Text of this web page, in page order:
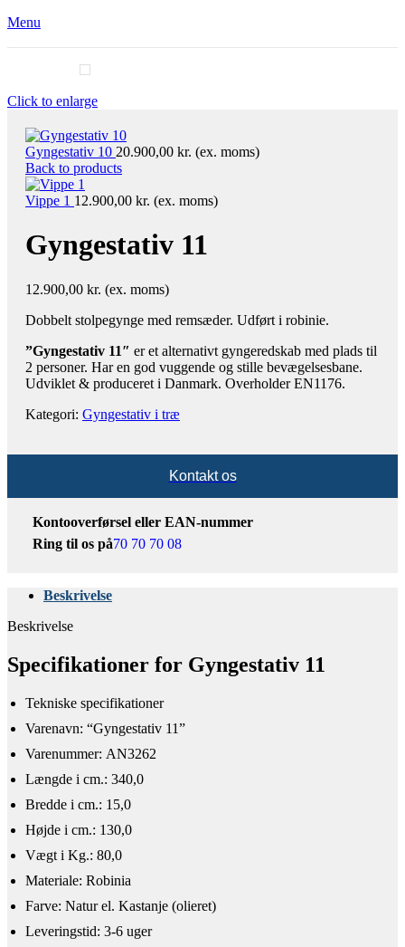
Menu
Click to enlarge
Gyngestativ 10 20.900,00 kr. (ex. moms)
Back to products
Vippe 1 12.900,00 kr. (ex. moms)
Gyngestativ 11
12.900,00 kr. (ex. moms)
Dobbelt stolpegynge med remsæder. Udført i robinie.​
”Gyngestativ 11″ er et alternativt gyngeredskab med plads til
2 personer. Har en god vuggende og stille bevægelsesbane.
Udviklet & produceret i Danmark. Overholder EN1176.
Kategori: Gyngestativ i træ
Kontakt os
Kontooverførsel eller EAN-nummer
Ring til os på70 70 70 08
Beskrivelse
Beskrivelse
Specifikationer for Gyngestativ 11
Tekniske specifikationer​
​Varenavn: “Gyngestativ 11”
Varenummer: AN3262
Længde i cm.: 340,0
Bredde i cm.: 15,0
Højde i cm.: 130,0
Vægt i Kg.: 80,0
Materiale: Robinia
Farve: Natur el. Kastanje (olieret)
Leveringstid: 3-6 uger